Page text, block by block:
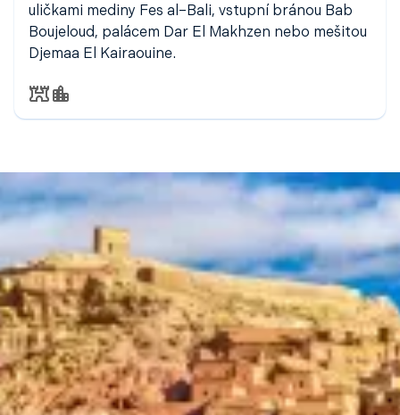
uličkami mediny Fes al–Bali, vstupní bránou Bab
Boujeloud, palácem Dar El Makhzen nebo mešitou
Djemaa El Kairaouine.